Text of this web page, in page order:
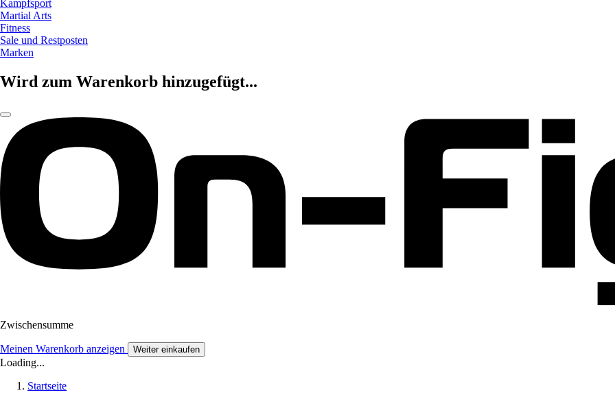
Kampfsport
Martial Arts
Fitness
Sale und Restposten
Marken
Wird zum Warenkorb hinzugefügt...
Zwischensumme
Meinen Warenkorb anzeigen Weiter einkaufen
Loading...
Startseite